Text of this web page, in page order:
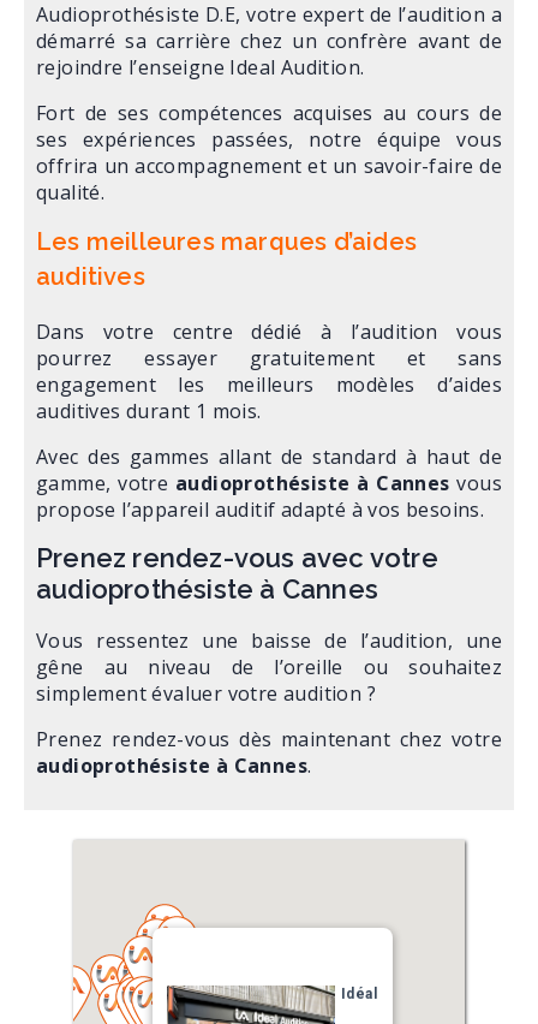
Audioprothésiste D.E, votre expert de l’audition a
démarré sa carrière chez un confrère avant de
rejoindre l’enseigne Ideal Audition.
Fort de ses compétences acquises au cours de
ses expériences passées, notre équipevous
offrira un accompagnement et un savoir-faire de
qualité.
Les meilleures marques d’aides
auditives
Dans votre centre dédié à l’audition vous
pourrez essayer gratuitement et sans
engagement les meilleurs modèles d’aides
auditives durant 1 mois.
Avec des gammes allant de standard à haut de
gamme, votre audioprothésiste à Cannes vous
propose l’appareil auditif adapté à vos besoins.
Prenez rendez-vous avec votre
audioprothésiste à Cannes
Vous ressentez une baisse de l’audition, une
gêne au niveau de l’oreille ou souhaitez
simplement évaluer votre audition ?
Prenez rendez-vous dès maintenant chez votre
audioprothésiste à Cannes.
Idéal